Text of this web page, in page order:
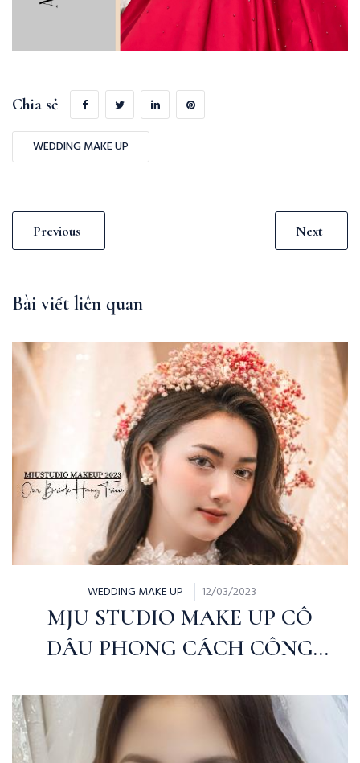
Chia sẻ
WEDDING MAKE UP
Previous Next
Bài viết liên quan
WEDDING MAKE UP 12/03/2023
MJU STUDIO MAKE UP CÔ
DÂU PHONG CÁCH CÔNG